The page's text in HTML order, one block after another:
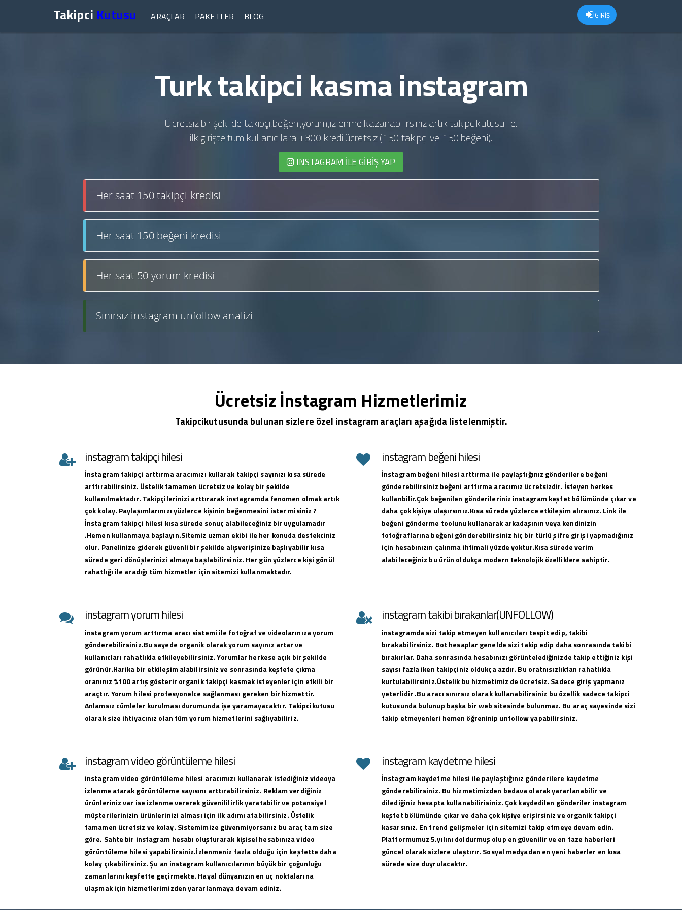
Takipci Kutusu GİRİŞ
ARAÇLAR PAKETLER BLOG
Turk takipci kasma instagram
Ücretsiz bir şekilde takipçi,beğeni,yorum,izlenme kazanabilirsiniz artık takipcikutusu ile.
ilk girişte tüm kullanıcılara +300 kredi ücretsiz (150 takipçi ve 150 beğeni).
INSTAGRAM İLE GIRIŞ YAP
Her saat 150 takipçi kredisi
Her saat 150 beğeni kredisi
Her saat 50 yorum kredisi
Sınırsız instagram unfollow analizi
Ücretsiz İnstagram Hizmetlerimiz
Takipcikutusunda bulunan sizlere özel instagram araçları aşağıda listelenmiştir.
instagram takipçi hilesi
İnstagram takipçi arttırma aracımızı kullarak takipçi sayınızı kısa sürede
arttırabilirsiniz. Üstelik tamamen ücretsiz ve kolay bir şekilde
kullanılmaktadır. Takipçilerinizi arttırarak instagramda fenomen olmak artık
çok kolay. Paylaşımlarınızı yüzlerce kişinin beğenmesini ister misiniz ?
İnstagram takipçi hilesi kısa sürede sonuç alabileceğiniz bir uygulamadır
.Hemen kullanmaya başlayın.Sitemiz uzman ekibi ile her konuda destekciniz
olur. Panelinize giderek güvenli bir şekilde alışverişinize başlıyabilir kısa
sürede geri dönüşlerinizi almaya başlabilirsiniz. Her gün yüzlerce kişi gönül
rahatlığı ile aradığı tüm hizmetler için sitemizi kullanmaktadır.
instagram beğeni hilesi
İnstagram beğeni hilesi arttırma ile paylaştığınız gönderilere beğeni
gönderebilirsiniz beğeni arttırma aracımız ücretsizdir. İsteyen herkes
kullanbilir.Çok beğenilen gönderileriniz instagram keşfet bölümünde çıkar ve
daha çok kişiye ulaşırsınız.Kısa sürede yüzlerce etkileşim alırsınız. Link ile
beğeni gönderme toolunu kullanarak arkadaşının veya kendinizin
fotoğraflarına beğeni gönderebilirsiniz hiç bir türlü şifre girişi yapmadığınız
için hesabınızın çalınma ihtimali yüzde yoktur.Kısa sürede verim
alabileceğiniz bu ürün oldukça modern teknolojik özelliklere sahiptir.
instagram yorum hilesi
instagram yorum arttırma aracı sistemi ile fotoğraf ve videolarınıza yorum
gönderebilirsiniz.Bu sayede organik olarak yorum sayınız artar ve
kullanıcları rahatlıkla etkileyebilirsiniz. Yorumlar herkese açık bir şekilde
görünür.Harika bir etkileşim alabilirsiniz ve sonrasında keşfete çıkma
oranınız %100 artış gösterir organik takipçi kasmak isteyenler için etkili bir
araçtır. Yorum hilesi profesyonelce sağlanması gereken bir hizmettir.
Anlamsız cümleler kurulması durumunda işe yaramayacaktır. Takipcikutusu
olarak size ihtiyacınız olan tüm yorum hizmetlerini sağlıyabiliriz.
instagram takibi bırakanlar(UNFOLLOW)
instagramda sizi takip etmeyen kullanıcıları tespit edip, takibi
bırakabilirsiniz. Bot hesaplar genelde sizi takip edip daha sonrasında takibi
bırakırlar. Daha sonrasında hesabınızı görüntelediğinizde takip ettiğiniz kişi
sayısı fazla iken takipçiniz oldukça azdır. Bu oratnısızlıktan rahatlıkla
kurtulabilirsiniz.Üstelik bu hizmetimiz de ücretsiz. Sadece giriş yapmanız
yeterlidir .Bu aracı sınırsız olarak kullanabilirsiniz bu özellik sadece takipci
kutusunda bulunup başka bir web sitesinde bulunmaz. Bu araç sayesinde sizi
takip etmeyenleri hemen öğreninip unfollow yapabilirsiniz.
instagram video görüntüleme hilesi
instagramvideo görüntüleme hilesi aracımızı kullanarak istediğiniz videoya
izlenme atarak görüntüleme sayısını arttırabilirsiniz. Reklam verdiğiniz
ürünleriniz var ise izlenme vererek güvenililirlik yaratabilir ve potansiyel
müşterilerinizin ürünlerinizi alması için ilk adımı atabilirsiniz. Üstelik
tamamen ücretsiz ve kolay. Sistemimize güvenmiyorsanız bu araç tam size
göre. Sahte bir instagram hesabı oluşturarak kişisel hesabınıza video
görüntüleme hilesi yapabilirsiniz.İzlenmeniz fazla olduğu için keşfette daha
kolay çıkabilirsiniz. Şu an instagram kullanıcılarının büyük bir çoğunluğu
zamanlarını keşfette geçirmekte. Hayal dünyanızın en uç noktalarına
ulaşmak için hizmetlerimizden yararlanmaya devam ediniz.
instagram kaydetme hilesi
İnstagram kaydetme hilesi ile paylaştığınız gönderilere kaydetme
gönderebilirsiniz. Bu hizmetimizden bedava olarak yararlanabilir ve
dilediğiniz hesapta kullanabilirisiniz. Çok kaydedilen gönderiler instagram
keşfet bölümünde çıkar ve daha çok kişiye erişirsiniz ve organik takipçi
kasarsınız. En trend gelişmeler için sitemizi takip etmeye devam edin.
Platformumuz 5.yılını doldurmuş olup en güvenilir ve en taze haberleri
güncel olarak sizlere ulaştırır. Sosyal medyadan en yeni haberler en kısa
sürede size duyrulacaktır.